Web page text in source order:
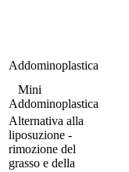
Addominoplastica
Mini
Addominoplastica
Alternativa alla
liposuzione -
rimozione del
grasso e della